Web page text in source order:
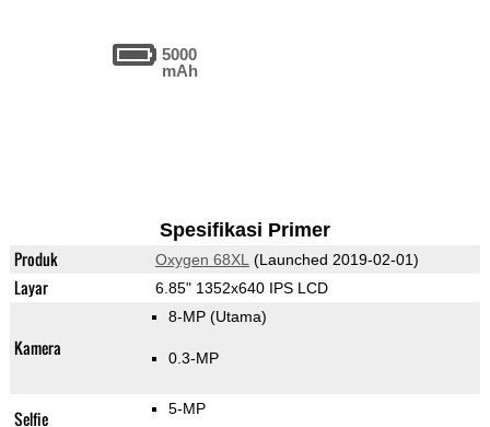
5000
mAh
Spesifikasi Primer
Produk Oxygen 68XL (Launched 2019-02-01)
Layar 6.85" 1352x640 IPS LCD
Kamera
8-MP (Utama)
0.3-MP
Selfie 5-MP